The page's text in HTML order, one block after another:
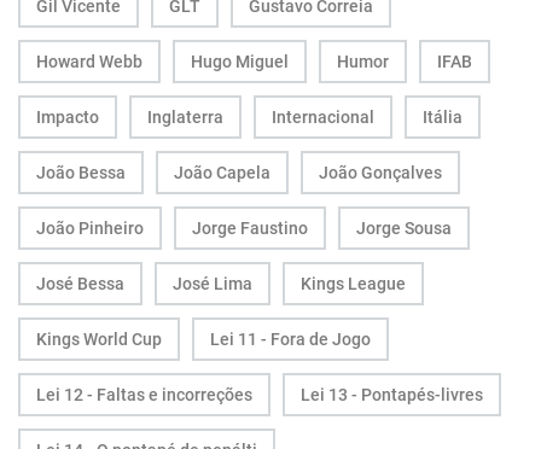
Gil Vicente GLT Gustavo Correia
Howard Webb Hugo Miguel Humor IFAB
Impacto Inglaterra Internacional Itália
João Bessa João Capela João Gonçalves
João Pinheiro Jorge Faustino Jorge Sousa
José Bessa José Lima Kings League
Kings World Cup Lei 11 - Fora de Jogo
Lei 12 - Faltas e incorreções Lei 13 - Pontapés-livres